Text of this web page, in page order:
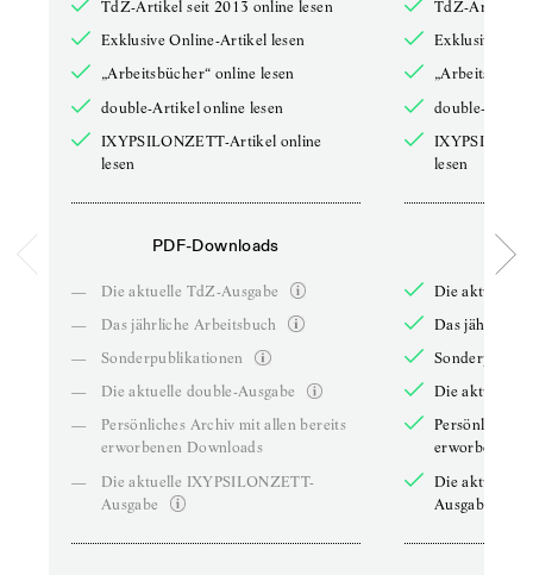
TdZ-Artikel seit 2013 online lesen
Exklusive Online-Artikel lesen
„Arbeitsbücher“ online lesen
double-Artikel online lesen
IXYPSILONZETT-Artikel online
lesen
PDF-Downloads
—
Die aktuelle TdZ-Ausgabe
—
Das jährliche Arbeitsbuch
—
Sonderpublikationen
—
Die aktuelle double-Ausgabe
—
Persönliches Archiv mit allen bereits
erworbenen Downloads
—
Die aktuelle IXYPSILONZETT-
Ausgabe
TdZ-Artikel
Exklusive
double-
lesen
Die aktuelle
Das jährliche
Die aktuelle
Persönliches
erworbenen
Die aktuelle
Ausgabe